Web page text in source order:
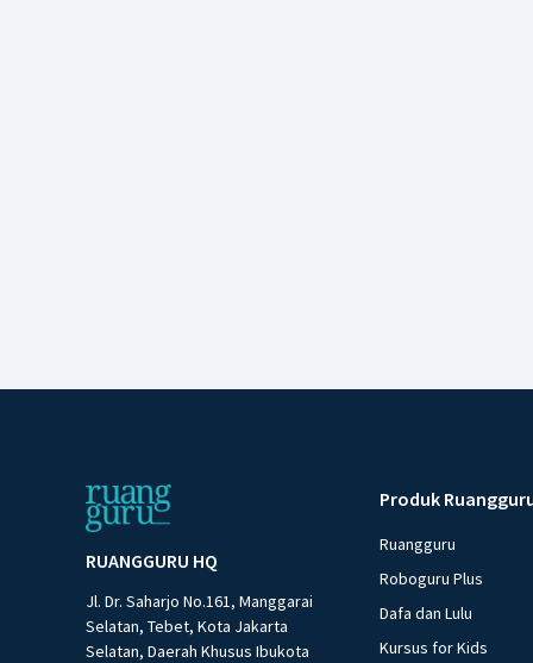
RUANGGURU HQ
Jl. Dr. Saharjo No.161, Manggarai
Selatan, Tebet, Kota Jakarta
Selatan, Daerah Khusus Ibukota
Produk
Ruangguru
Roboguru Plus
Dafa dan Lulu
Kursus for Kids